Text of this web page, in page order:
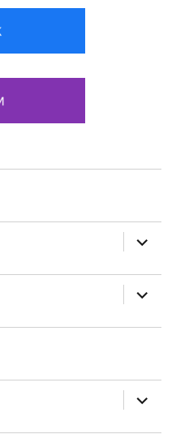
anzeigen
anzeigen
anzeigen